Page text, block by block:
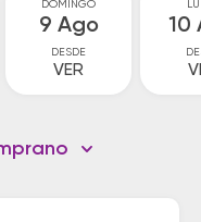
DOMINGO
9 Ago
DESDE
VER
10